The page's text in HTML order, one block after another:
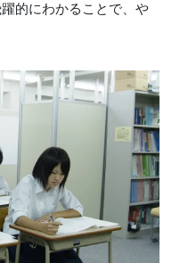
的にわかることで、や